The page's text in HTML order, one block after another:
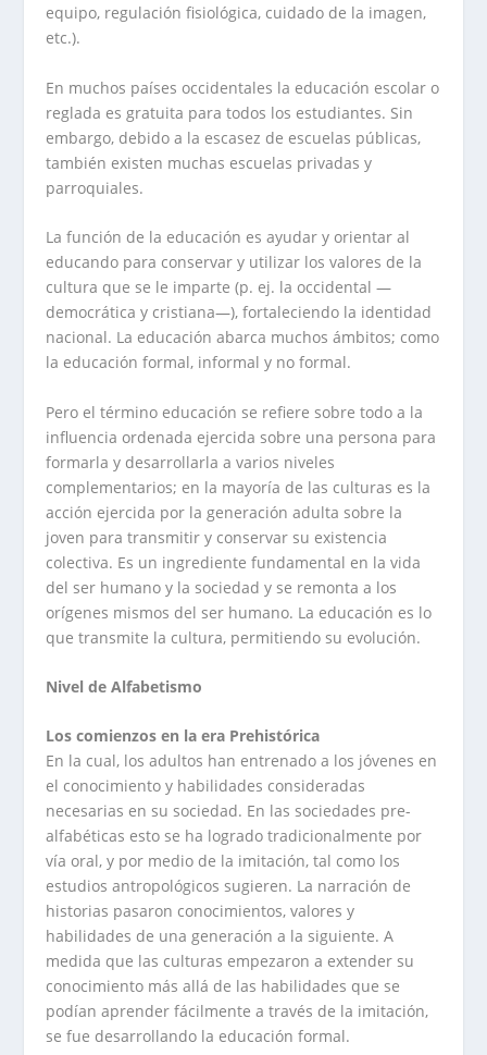
equipo, regulación fisiológica, cuidado de la imagen,
etc.).
En muchos países occidentales la educación escolar o
reglada es gratuita para todos los estudiantes. Sin
embargo, debido a la escasez de escuelas públicas,
también existen muchas escuelas privadas y
parroquiales.
La función de la educación es ayudar y orientar al
educando para conservar y utilizar los valores de la
cultura que se le imparte (p. ej. la occidental —
democrática y cristiana—), fortaleciendo la identidad
nacional. La educación abarca muchos ámbitos; como
la educación formal, informal y no formal.
Pero el término educación se refiere sobre todo a la
influencia ordenada ejercida sobre una persona para
formarla y desarrollarla a varios niveles
complementarios; en la mayoría de las culturas es la
acción ejercida por la generación adulta sobre la
joven para transmitir y conservar su existencia
colectiva. Es un ingrediente fundamental en la vida
del ser humano y la sociedad y se remonta a los
orígenes mismos del ser humano. La educación es lo
que transmite la cultura, permitiendo su evolución.
Nivel de Alfabetismo
Los comienzos en la era Prehistórica
En la cual, los adultos han entrenado a los jóvenes en
el conocimiento y habilidades consideradas
necesarias en su sociedad. En las sociedades pre-
alfabéticas esto se ha logrado tradicionalmente por
vía oral, y por medio de la imitación, tal como los
estudios antropológicos sugieren. La narración de
historias pasaron conocimientos, valores y
habilidades de una generación a la siguiente. A
medida que las culturas empezaron a extender su
conocimiento más allá de las habilidades que se
podían aprender fácilmente a través de la imitación,
se fue desarrollando la educación formal.